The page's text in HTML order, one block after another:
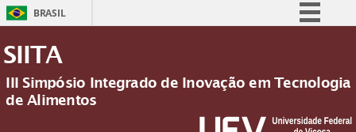
BRASIL
Participe
Acesso à informação
SIITA
III Simpósio Integrado de Inovação em Tecnologia
de Alimentos